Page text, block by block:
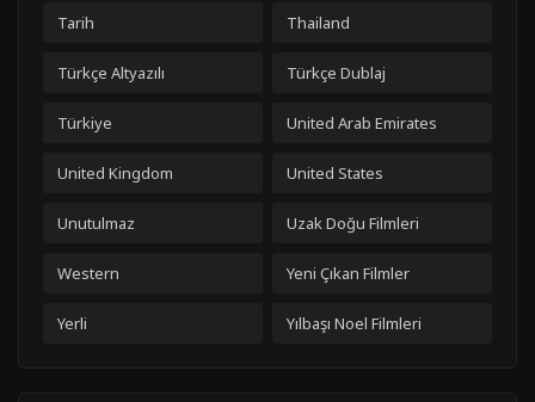
Tarih Thailand
Türkçe Altyazılı Türkçe Dublaj
Türkiye United Arab Emirates
United Kingdom United States
Unutulmaz Uzak Doğu Filmleri
Western Yeni Çıkan Filmler
Yerli Yılbaşı Noel Filmleri